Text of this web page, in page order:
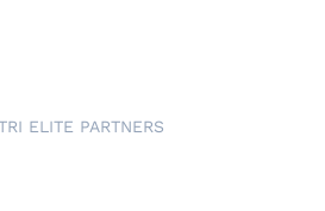
ELITE PARTNERS